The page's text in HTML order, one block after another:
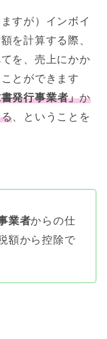
すが）インボイ
を計算する際、
を、売上にかか
とができます
発行事業者」か
、ということを
業者からの仕
額から控除で